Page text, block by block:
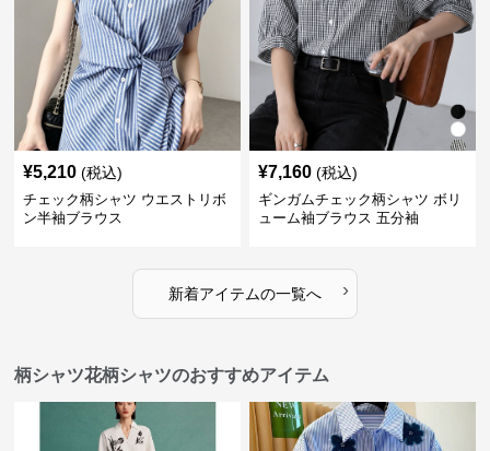
¥5,210 (税込)
チェック柄シャツ ウエストリボ
ン半袖ブラウス
¥7,160 (税込)
ギンガムチェック柄シャツ ボリ
ューム袖ブラウス 五分袖
新着アイテムの一覧へ ›
柄シャツ花柄シャツのおすすめアイテム